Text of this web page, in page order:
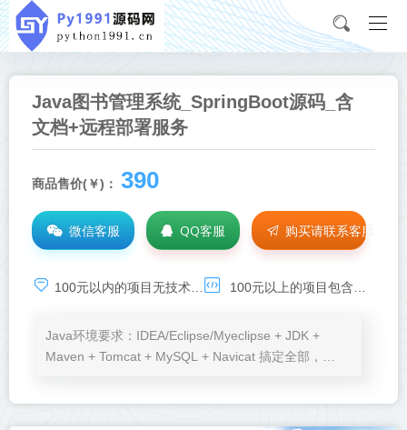
Java图书管理系统_SpringBoot源码_含
文档+远程部署服务
商品售价(￥)： 390
微信客服 QQ客服 购买请联系客服
100元以内的项目无技术基础服务，承诺项目可运行，如需技术支持，请点击： 100元以上的项目包含环境安装、程序运行、BUG调试等免费服务
Java环境要求：IDEA/Eclipse/Myeclipse + JDK +
Maven + Tomcat + MySQL + Navicat 搞定全部，